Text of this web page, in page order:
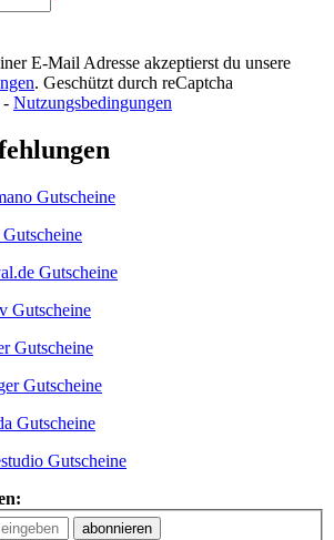
E-Mail Adresse akzeptierst du unsere
. Geschützt durch reCaptcha
- Nutzungsbedingungen
abonnieren